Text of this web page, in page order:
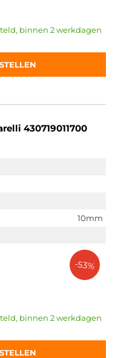
binnen 2 werkdagen
430719011700
10mm
-53%
binnen 2 werkdagen